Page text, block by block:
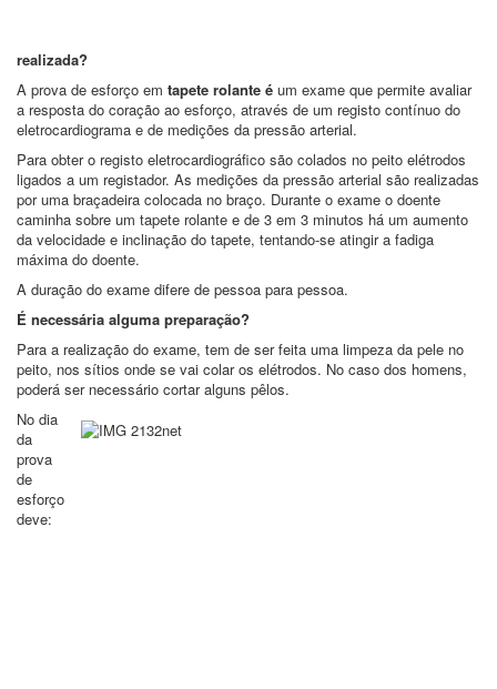
realizada?
A prova de esforço em tapete rolante é um exame que permite avaliar
a resposta do coração ao esforço, através de um registo contínuo do
eletrocardiograma e de medições da pressão arterial.
Para obter o registo eletrocardiográfico são colados no peito elétrodos
ligados a um registador. As medições da pressão arterial são realizadas
por uma braçadeira colocada no braço. Durante o exame o doente
caminha sobre um tapete rolante e de 3 em 3 minutos há um aumento
da velocidade e inclinação do tapete, tentando-se atingir a fadiga
máxima do doente.
A duração do exame difere de pessoa para pessoa.
É necessária alguma preparação?
Para a realização do exame, tem de ser feita uma limpeza da pele no
peito, nos sítios onde se vai colar os elétrodos. No caso dos homens,
poderá ser necessário cortar alguns pêlos.
No dia
da
prova
de
esforço
deve: